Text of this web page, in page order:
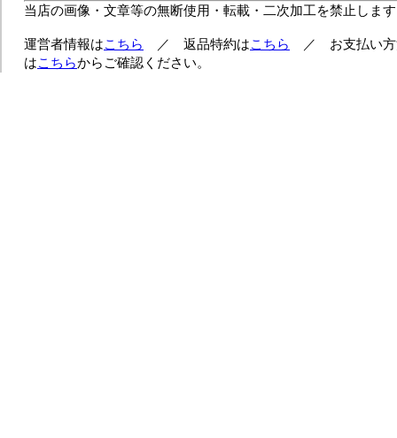
当店の画像・文章等の無断使用・転載・二次加工を禁止しま
運営者情報はこちら ／ 返品特約はこちら
／ お支払い方
はこちらからご確認ください。